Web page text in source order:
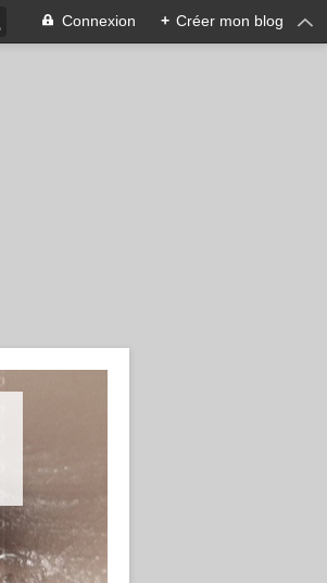
Connexion + Créer mon blog